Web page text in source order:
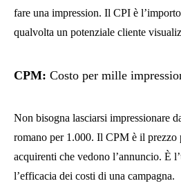
fare una impression. Il CPI è
qualvolta un potenziale cliente
CPM: Costo per mille
Non bisogna lasciarsi impressionare
romano per 1.000. Il CPM è il prezzo
acquirenti che vedono l’annuncio. È
l’efficacia dei costi di una campagna.